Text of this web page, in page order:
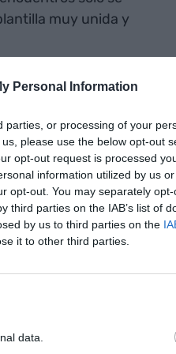
Personal Information
parties, or processing of your
please use the below opt-out
opt-out request is processed
information utilized by us
opt-out. You may separately
third parties on the IAB’s list of
by us to third parties on the
it to other third parties.
data.
muy unida y
de los
acuerdo
el consistorio y
tenemos nuestras
ha lamentado el
entre las partes